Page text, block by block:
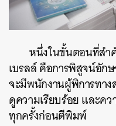
หนึ่งในขั้นตอนที่สำ
เบรลล์ คือการพิสูจน์อัก
จะมีพนักงานผู้พิการทา
ดูความเรียบร้อย และค
ทุกครั้งก่อนตีพิมพ์